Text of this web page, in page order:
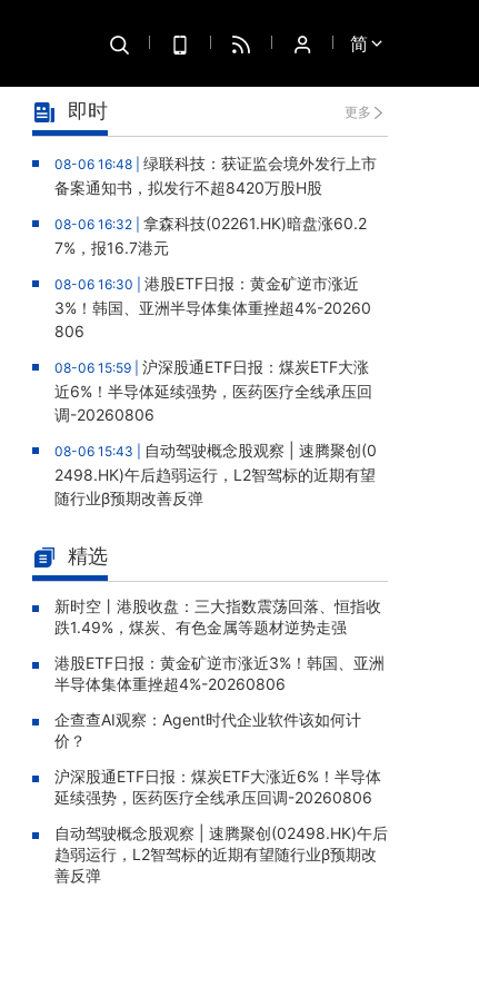
简
即时 更多
08-06 16:48 | 绿联科技：获证监会境外发行上市
备案通知书，拟发行不超8420万股H股
08-06 16:32 | 拿森科技(02261.HK)暗盘涨60.2
7%，报16.7港元
08-06 16:30 | 港股ETF日报：黄金矿逆市涨近
3%！韩国、亚洲半导体集体重挫超4%-20260
806
08-06 15:59 | 沪深股通ETF日报：煤炭ETF大涨
近6%！半导体延续强势，医药医疗全线承压回
调-20260806
08-06 15:43 |
自动驾驶概念股观察 | 速腾聚创(0
2498.HK)午后趋弱运行，L2智驾标的近期有望
随行业β预期改善反弹
2026年中期公司权益持有人应占集团之预期溢
利约为3.4亿港元
08-06 15:04 |辉立香港新股(02835.HK)涨1.7
4%，折价2.69%
08-06 15:00 |南方两倍做空纳指(07568.HK)涨
08-06 14:56 |
08-06 14:55 |易方达亚洲半导体ETF(03486.H
K)跌3.59%，报19.320港元
精选
新时空丨港股收盘：三大指数震荡回落、恒指收
跌1.49%，煤炭、有色金属等题材逆势走强
港股ETF日报：黄金矿逆市涨近3%！韩国、亚洲
半导体集体重挫超4%-20260806
企查查AI观察：Agent时代企业软件该如何计
价？
沪深股通ETF日报：煤炭ETF大涨近6%！半导体
延续强势，医药医疗全线承压回调-20260806
自动驾驶概念股观察 | 速腾聚创(02498.HK)午后
趋弱运行，L2智驾标的近期有望随行业β预期改
善反弹